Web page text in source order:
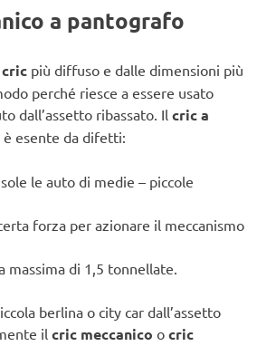
a pantografo
cric più diffuso e dalle dimensioni più
perché riesce a essere usato
dall’assetto ribassato. Il cric a
è esente da difetti:
le auto di medie – piccole
forza per azionare il meccanismo
massima di 1,5 tonnellate.
berlina o city car dall’assetto
il cric meccanico o cric